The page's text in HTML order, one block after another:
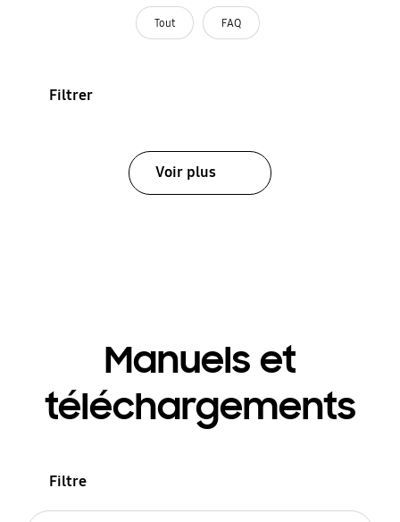
Tout FAQ
Filtrer
Voir plus
Manuels et
téléchargements
Filtre